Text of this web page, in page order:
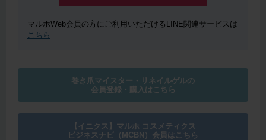
マルホWeb会員の方にご利用いただけるLINE関連サービスは
こちら
巻き爪マイスター・リネイルゲルの
会員登録・購入はこちら
【イニクス】マルホ コスメティクス
ビジネスナビ（MCBN）会員はこちら